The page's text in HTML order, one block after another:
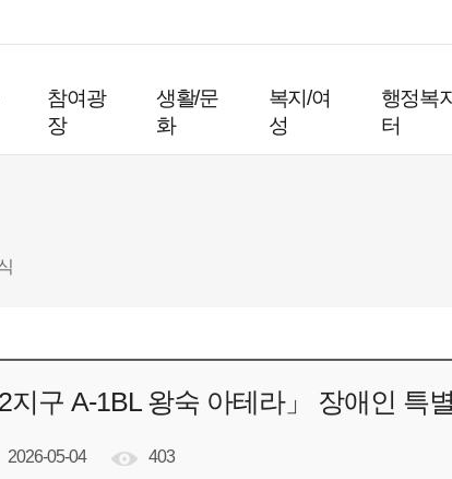
참여광
장
생활/문
화
복지/여
성
행정복
터
지구 A-1BL 왕숙 아테라」 장애인 특
2026-05-04 403